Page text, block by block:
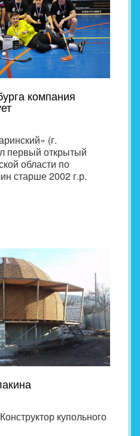
компания
(г.
первый открытый
области по
старше 2002 г.р.
купольного